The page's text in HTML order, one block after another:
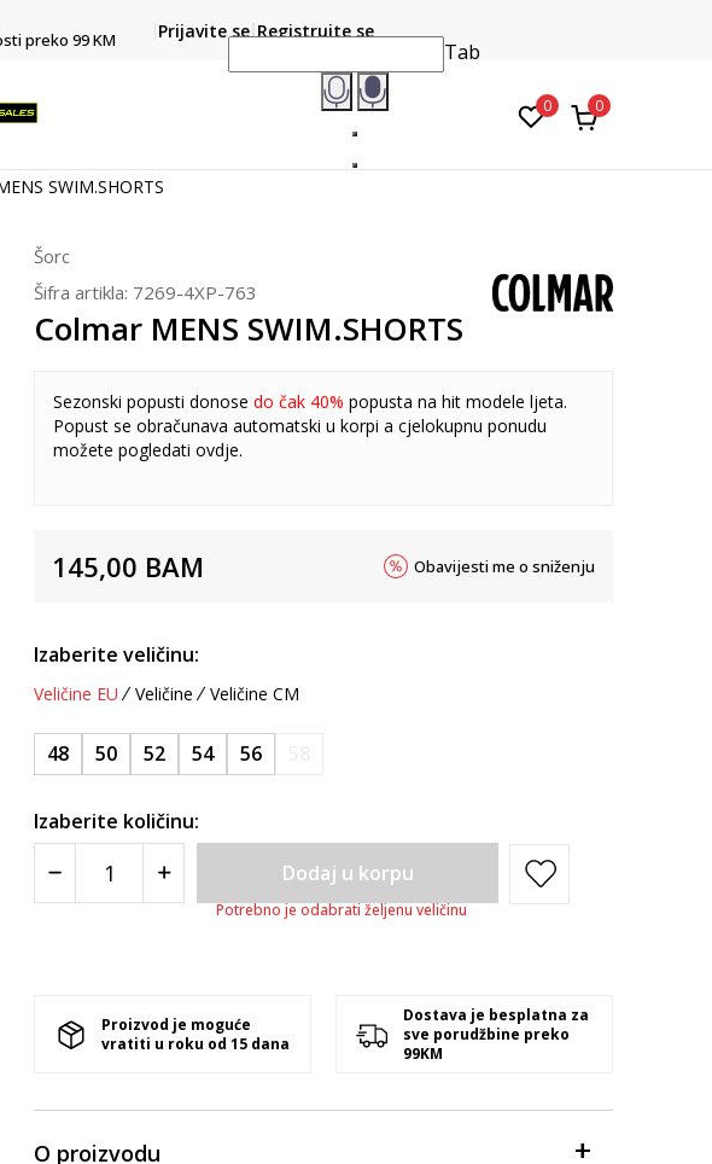
preko 99 KM
Platite karticom online i preuzmite u prodavnici po vašem
Prijavite se Registrujte se
Tab
0 0
SWIM.SHORTS
Šorc
Šifra artikla: 7269-4XP-763
Colmar MENS SWIM.SHORTS
Sezonski popusti donose do čak 40% popusta na hit modele ljeta.
Popust se obračunava automatski u korpi a cjelokupnu ponudu
možete pogledati ovdje.
145,00 BAM Obavijesti me o sniženju
Izaberite veličinu:
Veličine EU Veličine Veličine CM
48 50 52 54 56
Izaberite količinu:
Dodaj u korpu
Potrebno je odabrati željenu veličinu
Proizvod je moguće
vratiti u roku od 15 dana
Dostava je besplatna za
sve porudžbine preko
99KM
O proizvodu